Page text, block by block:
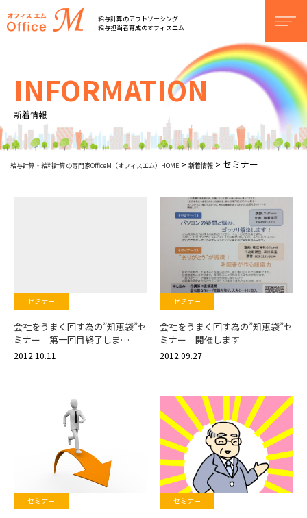
オフィスM
給与計算のアウトソーシング
給与担当者育成のオフィスエム
INFORMATION
新着情報
給与計算・給料計算の専門家OfficeM（オフィスエム）HOME > 新着情報 > セミナー
セミナー
会社をうまく回す為の”知恵袋”セ
ミナー 第一回目終了しま…
2012.10.11
セミナー
会社をうまく回す為の”知恵袋”セ
ミナー 開催します
2012.09.27
セミナー セミナー